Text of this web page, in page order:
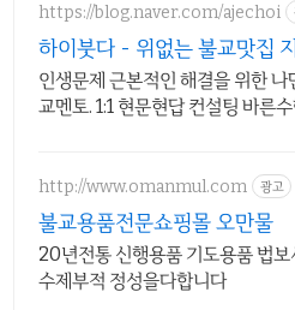
https://blog.naver.com/ajechoi
하이붓다 - 위없는 불교맛집
사TV 유튜브 운영
인생문제 근본적인 해결을 위한 나
교멘토. 1:1 현문현답 컨설팅 바른수
http://www.omanmul.com 광고
불교용품전문쇼핑몰 오만물
20년전통 신행용품 기도용품 법
수제부적 정성을다합니다